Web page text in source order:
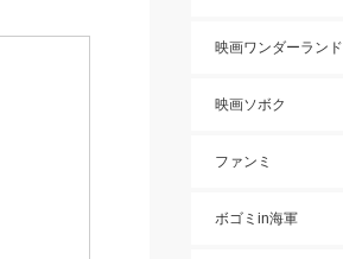
映画ワンダーランド
映画ソボク
ファンミ
ボゴミin海軍